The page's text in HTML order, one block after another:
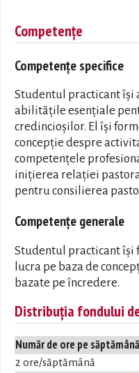
Competențe
Competențe specifice
Studentul practicant își
abilitățile esențiale
credincioșilor. El își
concepție despre
competențele
inițierea relației
pentru consilierea
Competențe generale
Studentul practicant își
lucra pe baza de
bazate pe încredere.
Distribuția fondului
Număr de ore pe săptămână
2 ore/săptămână